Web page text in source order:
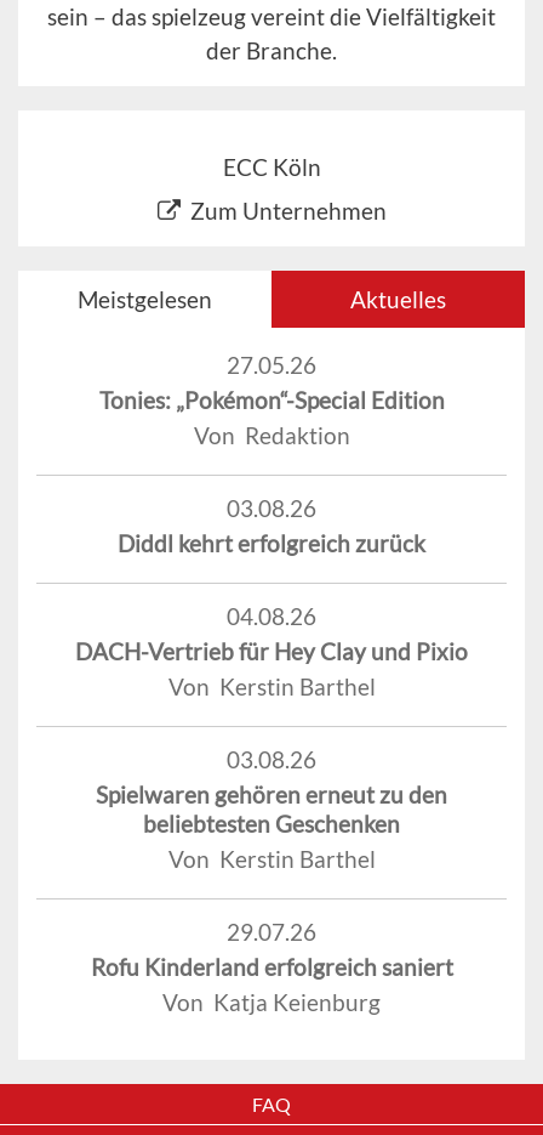
sein – das spielzeug vereint die Vielfältigkeit
der Branche.
ECC Köln
Zum Unternehmen
Meistgelesen Aktuelles
27.05.26
Tonies: „Pokémon“-Special Edition
Von Redaktion
03.08.26
Diddl kehrt erfolgreich zurück
04.08.26
DACH-Vertrieb für Hey Clay und Pixio
Von Kerstin Barthel
03.08.26
Spielwaren gehören erneut zu den
beliebtesten Geschenken
Von Kerstin Barthel
29.07.26
Rofu Kinderland erfolgreich saniert
Von Katja Keienburg
FAQ